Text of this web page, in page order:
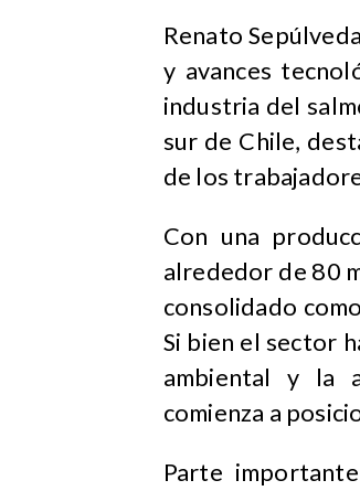
Renato
y avances
industria del
sur de Chile,
de los
Con una
alrededor de 80
consolidado
Si bien el sector
ambiental y la
comienza a
Parte